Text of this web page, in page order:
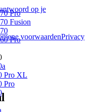
Pro
Fusion
Pro
Pro XL
Pro
op je
voorwaardenPrivacy